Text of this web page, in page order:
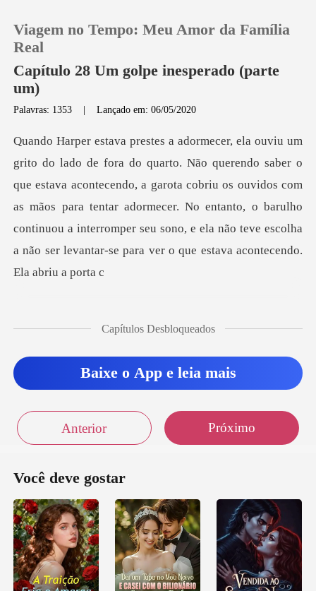
Loja
Histórico
Sair
Baixar App
Viagem no Tempo: Meu Amor da Família
Real
Capítulo 28 Um golpe inesperado (parte
um)
Palavras: 1353 |Lançado em: 06/05/2020
ava acontecendo, a garota cobriu os ouvidos com
as mãos para tentar adormecer. No entanto, o barulho
continuou a int
Capítulos Desbloqueados
Baixe o App e leia mais
Anterior Próximo
Você deve gostar